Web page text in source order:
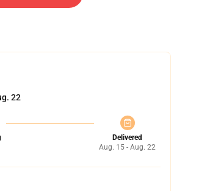
22
Delivered
Aug. 15 - Aug. 22